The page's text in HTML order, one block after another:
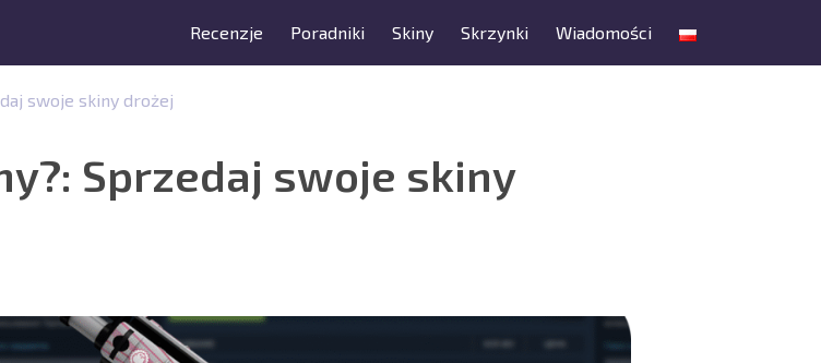
Recenzje Poradniki Skiny Skrzynki Wiadomości
swoje skiny drożej
Sprzedaj swoje skiny